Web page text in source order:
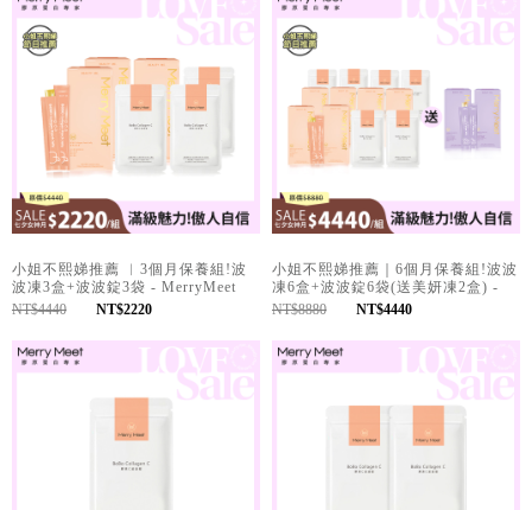
小姐不熙娣推薦 ︱3個月保養組!波
波凍3盒+波波錠3袋 - MerryMeet
NT$4440
NT$2220
小姐不熙娣推薦｜6個月保養組!波波
凍6盒+波波錠6袋(送美妍凍2盒) -
MerryMeet
NT$8880 NT$4440